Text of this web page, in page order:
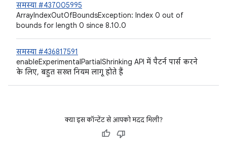
समस्या #437005995
ArrayIndexOutOfBoundsException: Index 0 out of
bounds for length 0 since 8.10.0
समस्या #436817591
enableExperimentalPartialShrinking API में पैटर्न पार्स करने
के लिए, बहुत सख्त नियम लागू होते हैं
क्या इस कॉन्टेंट से आपको मदद मिली?